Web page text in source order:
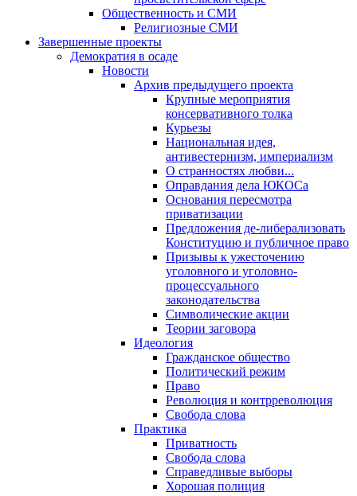
Общественность и СМИ
Религиозные СМИ
Завершенные проекты
Демократия в осаде
Новости
Архив предыдущего проекта
Крупные мероприятия
консервативного толка
Курьезы
Национальная идея,
антивестернизм, империализм
О странностях любви...
Оправдания дела ЮКОСа
Основания пересмотра
приватизации
Предложения де-либерализовать
Конституцию и публичное право
Призывы к ужесточению
уголовного и уголовно-
процессуального
законодательства
Символические акции
Теории заговора
Идеология
Гражданское общество
Политический режим
Право
Революция и контрреволюция
Свобода слова
Практика
Приватность
Свобода слова
Справедливые выборы
Хорошая полиция